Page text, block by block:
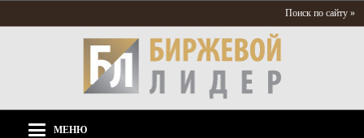
Поиск по сайту »
МЕНЮ